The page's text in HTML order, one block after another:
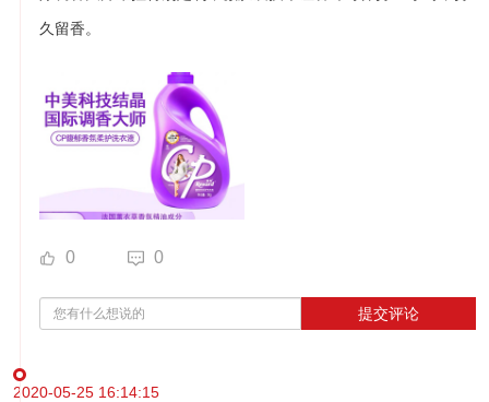
久留香。
0 0
提交评论
2020-05-25 16:14:15